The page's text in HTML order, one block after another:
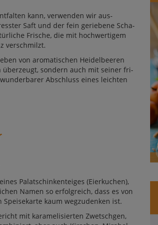
kann, ver­wen­den wir aus­
Saft und der fein ge­rie­be­ne Scha­
Fri­sche, die mit hoch­wer­ti­gem
ver­schmilzt.
von aro­ma­ti­schen Hei­del­bee­ren
über­zeugt, son­dern auch mit sei­ner fri­
Ab­schluss ei­nes leich­ten
Pa­lat­schin­ken­tei­ges (Eierkuchen),
Na­men so er­folg­reich, dass es von
kaum weg­zu­denk­en ist.
mit ka­ra­me­li­sier­ten Zwetsch­gen,